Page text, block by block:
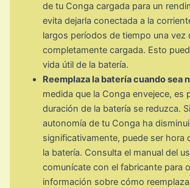
de tu Conga cargada para un
evita dejarla conectada a la
largos períodos de tiempo una vez
completamente cargada. Esto
vida útil de la batería.
Reemplaza la batería cuando sea
medida que la Conga envejece, es
duración de la batería se reduzca.
autonomía de tu Conga ha
significativamente, puede ser hora
la batería. Consulta el manual del
comunícate con el fabricante para
información sobre cómo